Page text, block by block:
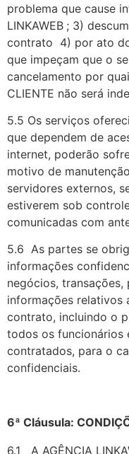
problema que cause
LINKAWEB ; 3)
contrato 4) por ato
que impeçam que o
cancelamento por
CLIENTE não será
5.5 Os serviços
que dependem de
internet, poderão
motivo de
servidores externos,
estiverem sob
comunicadas com
5.6 As partes se
informações
negócios,
informações relativos
contrato, incluindo o
todos os funcionários
contratados, para o
confidenciais.
6ª Cláusula:
6.1 A AGÊNCIA